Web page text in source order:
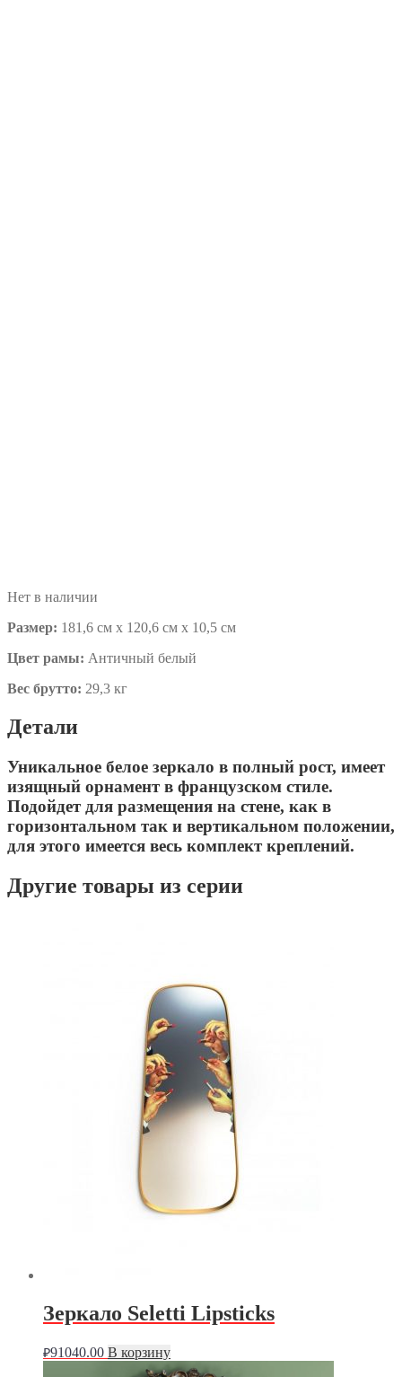
Нет в наличии
Размер: 181,6 см x 120,6 см x 10,5 см
Цвет рамы: Античный белый
Вес брутто: 29,3 кг
Детали
Уникальное белое зеркало в полный рост, имеет
изящный орнамент в французском стиле.
Подойдет для размещения на стене, как в
горизонтальном так и вертикальном положении,
для этого имеется весь комплект креплений.
Другие товары из серии
Зеркало Seletti Lipsticks
₽91040.00 В корзину